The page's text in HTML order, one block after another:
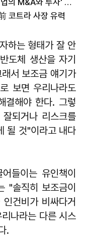
지평, 대한상의 경제연구원과 '기술기업의 M&A와 투자' 세미나 성료
코트라 사장 유력
하는 형태가 잘 안
도체 생산을 자기
서 보조금 얘기가
보면 우리나라도
결해야 한다. 그렇
되거나 리스크를
될 것"이라고 내다
들이는 유인책이
"솔직히 보조금이
건비가 비싸다거
나라는 다른 시스
.